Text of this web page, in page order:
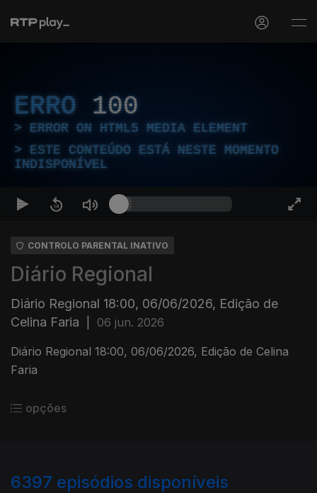
ERRO 100
ERROR ON HTML5 MEDIA ELEMENT
ESTE CONTEÚDO ESTÁ NESTE MOMENTO
INDISPONÍVEL
CONTROLO PARENTAL INATIVO
Diário Regional
Diário Regional 18:00, 06/06/2026, Edição de
Celina Faria
06 jun. 2026
Diário Regional 18:00, 06/06/2026, Edição de Celina
Faria
opções
6397 episódios disponíveis